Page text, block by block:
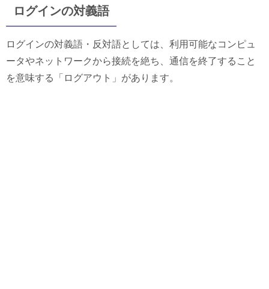
ログインの対義語
ログインの対義語・反対語としては、利用可能なコンピュ
ータやネットワークから接続を絶ち、通信を終了すること
を意味する「ログアウト」があります。